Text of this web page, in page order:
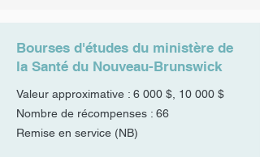
Bourses d'études du ministère de
la Santé du Nouveau-Brunswick
Valeur approximative : 6 000 $, 10 000 $
Nombre de récompenses : 66
Remise en service (NB)